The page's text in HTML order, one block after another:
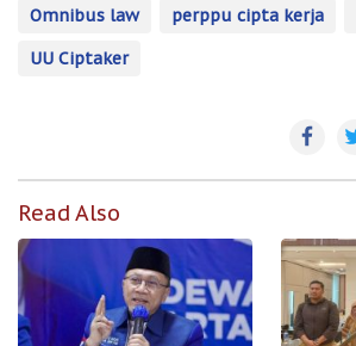
Omnibus law perppu cipta kerja
UU Ciptaker
Read Also